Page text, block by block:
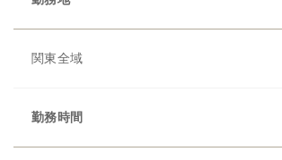
関東全域
勤務時間